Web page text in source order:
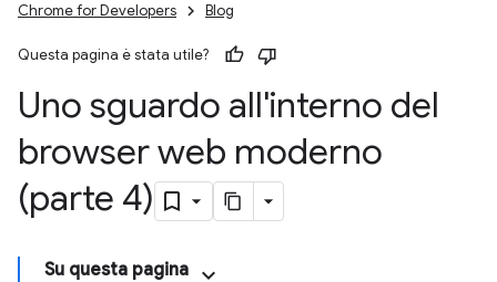
Chrome for Developers Blog
Questa pagina è stata utile?
Uno sguardo all'interno del
browser web moderno
(parte 4)
Su questa pagina